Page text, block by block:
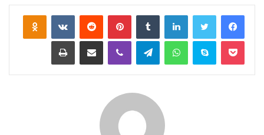
لینکدین ‫تامبلر ‫پین‌ترست‫رددیت ‫VKontakte
پاکت اسکایپ واتس آپ تلگرام وایبر اشتراک گذاری از طریق ایمیل چاپ